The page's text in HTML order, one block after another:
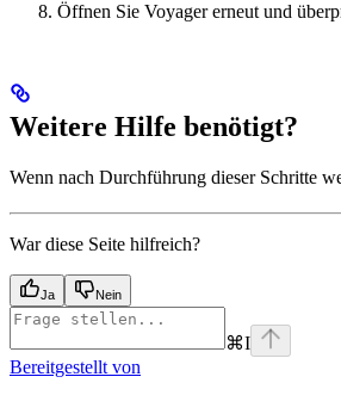
Öffnen Sie Voyager erneut und
Weitere Hilfe benötigt?
Wenn nach Durchführung dieser Schritte
War diese Seite hilfreich?
Ja Nein
⌘I
Bereitgestellt von